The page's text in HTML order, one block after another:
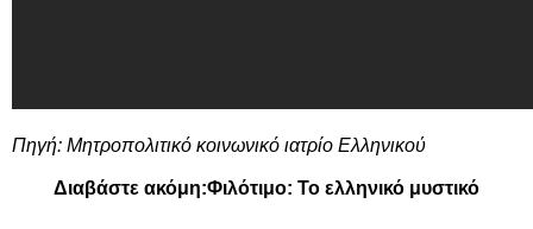
Πηγή: Μητροπολιτικό κοινωνικό ιατρίο Ελληνικού
Διαβάστε ακόμη:Φιλότιμο: Το ελληνικό μυστικό